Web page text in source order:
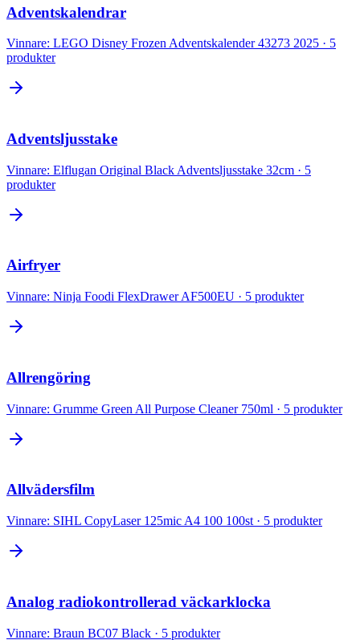
Adventskalendrar
Vinnare: LEGO Disney Frozen Adventskalender 43273 2025 · 5
produkter
Adventsljusstake
Vinnare: Elflugan Original Black Adventsljusstake 32cm · 5
produkter
Airfryer
Vinnare: Ninja Foodi FlexDrawer AF500EU · 5 produkter
Allrengöring
Vinnare: Grumme Green All Purpose Cleaner 750ml · 5 produkter
Allvädersfilm
Vinnare: SIHL CopyLaser 125mic A4 100 100st · 5 produkter
Analog radiokontrollerad väckarklocka
Vinnare: Braun BC07 Black · 5 produkter